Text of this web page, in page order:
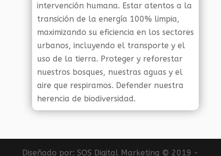
intervención humana. Estar atentos a la
transición de la energía 100% limpia,
maximizando su eficiencia en los sectores
urbanos, incluyendo el transporte y el
uso de la tierra. Proteger y reforestar
nuestros bosques, nuestras aguas y el
aire que respiramos. Defender nuestra
herencia de biodiversidad.
Diseñado por:SOS Digital Marketing © 2019 -